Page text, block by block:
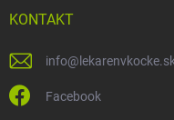
KONTAKT
info@
Facebook